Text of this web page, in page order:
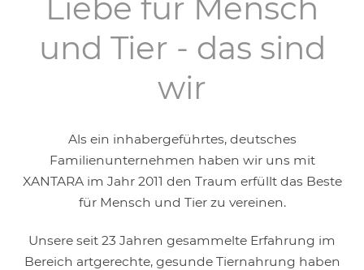
Liebe für Mensch
und Tier - das sind
wir
Als ein inhabergeführtes, deutsches
Familienunternehmen haben wir uns mit
XANTARA im Jahr 2011 den Traum erfüllt das Beste
für Mensch und Tier zu vereinen.
Unsere seit 23 Jahren gesammelte Erfahrung im
Bereich artgerechte, gesunde Tiernahrung haben